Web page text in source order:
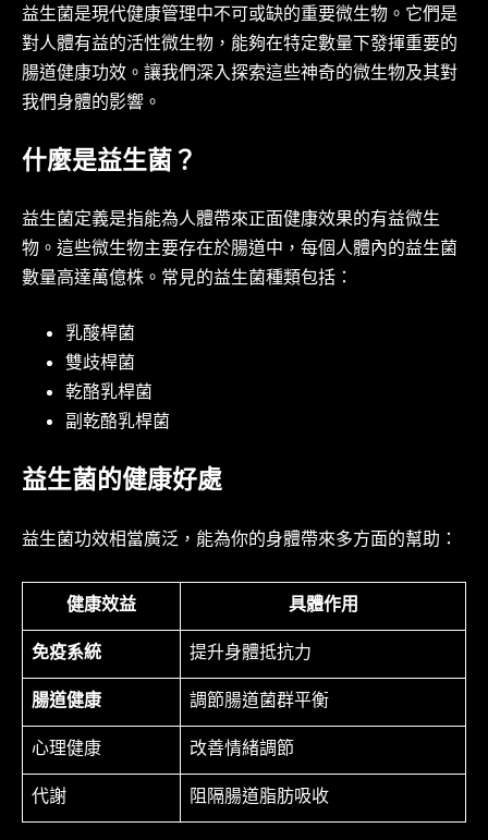
益生菌是現代健康管理中不可或缺的重要微生物。它們是
對人體有益的活性微生物，能夠在特定數量下發揮重要的
腸道健康功效。讓我們深入探索這些神奇的微生物及其對
我們身體的影響。
什麼是益生菌？
益生菌定義是指能為人體帶來正面健康效果的有益微生
物。這些微生物主要存在於腸道中，每個人體內的益生菌
數量高達萬億株。常見的益生菌種類包括：
乳酸桿菌
雙歧桿菌
乾酪乳桿菌
副乾酪乳桿菌
益生菌的健康好處
益生菌功效相當廣泛，能為你的身體帶來多方面的幫助：
健康效益
具體作用
免疫系統
提升身體抵抗力
腸道健康
調節腸道菌群平衡
心理健康
改善情緒調節
代謝
阻隔腸道脂肪吸收